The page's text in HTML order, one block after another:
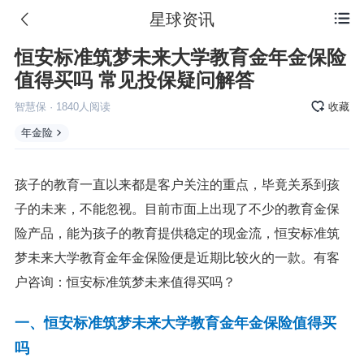
 星球资讯
恒安标准筑梦未来大学教育金年金保险
值得买吗 常见投保疑问解答
智慧保 · 1840人阅读 收藏
年金险
孩子的教育一直以来都是客户关注的重点，毕竟关系到孩
子的未来，不能忽视。目前市面上出现了不少的教育金保
险产品，能为孩子的教育提供稳定的现金流，恒安标准筑
梦未来大学教育金年金保险便是近期比较火的一款。有客
户咨询：恒安标准筑梦未来值得买吗？
一、恒安标准筑梦未来大学教育金年金保险值得买
吗